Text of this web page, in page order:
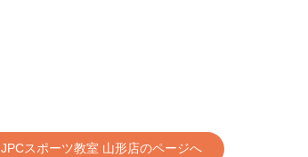
JPCスポーツ教室 山形店のページへ